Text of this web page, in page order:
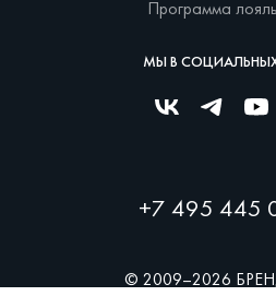
Программа
МЫ В
+7 495 445
© 2009–2026